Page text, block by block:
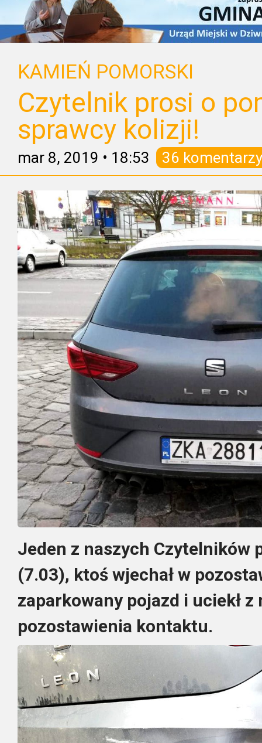
KAMIEŃ POMORSKI
Czytelnik prosi o
sprawcy kolizji!
mar 8, 2019 • 18:53 36 komentarzy
Jeden z naszych Czytelników
(7.03), ktoś wjechał w
zaparkowany pojazd i uciekł
pozostawienia kontaktu.